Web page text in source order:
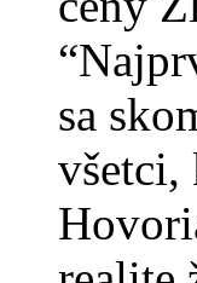
sa
všetci,